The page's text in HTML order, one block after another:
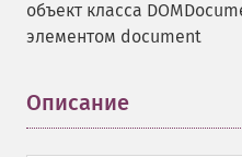
объект класса
элементом document
Описание